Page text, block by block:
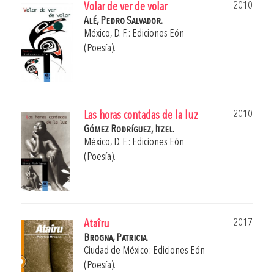
Volar de ver de volar
2010
Alé, Pedro Salvador.
México, D. F.: Ediciones Eón
(Poesía).
Las horas contadas de la luz
2010
Gómez Rodríguez, Itzel.
México, D. F.: Ediciones Eón
(Poesía).
Ataîru
2017
Brogna, Patricia.
Ciudad de México: Ediciones Eón
(Poesía).